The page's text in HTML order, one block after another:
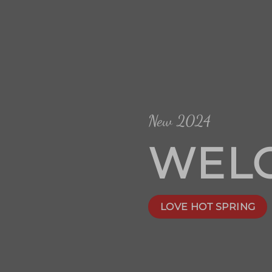
New 2024
LOVE HOT SPRING